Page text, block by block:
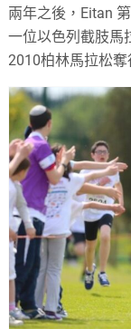
兩年之後，Eitan
一位以色列截肢馬
2010柏林馬拉松奪